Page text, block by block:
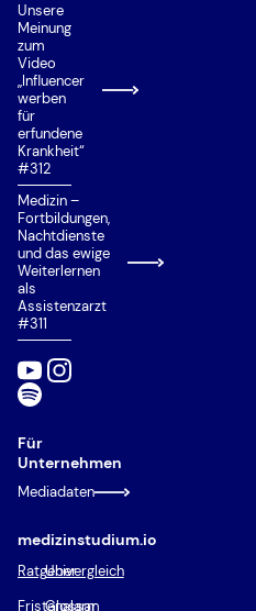
Situational Judgement
Studienplatzklage
Studierfähigkeitstest
Talentquote
Test für Ausländische
Test für Medizinische
Wartezeitquote
Zusätzliche Eignungsquote
Zweitstudium
Unsere
Meinung
zum
Video
„Influencer
werben
für
erfundene
Krankheit“
#312
Medizin –
Fortbildungen,
Nachtdienste
und das ewige
Weiterlernen
als
Assistenzarzt
#311
medizinstudium.io
Ratgeber
Univergleich
Fristenalarm
Glossar
Für
Unternehmen
Mediadaten